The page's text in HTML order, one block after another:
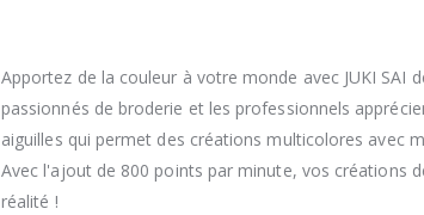
Apportez de la couleur à votre monde avec JUKI SAI
passionnés de broderie et les professionnels
aiguilles qui permet des créations multicolores avec
Avec l'ajout de 800 points par minute, vos créations
réalité !